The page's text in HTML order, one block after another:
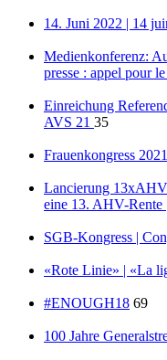
14. Juni 2022 | 14
Medienkonferenz:
presse : appel pour
Einreichung
AVS 21 35
Frauenkongress
Lancierung
eine 13. AHV-Rente
SGB-Kongress |
«Rote Linie» | «La
#ENOUGH18 69
100 Jahre